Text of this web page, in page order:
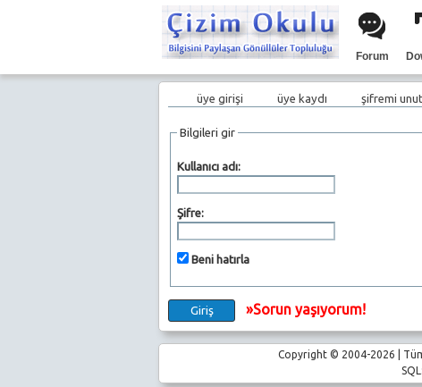
Forum
üye girişi üye kaydı şifremi
Bilgileri gir
Kullanıcı adı:
Şifre:
Beni hatırla
»Sorun yaşıyorum!
Copyright © 2004-2026 | Tüm